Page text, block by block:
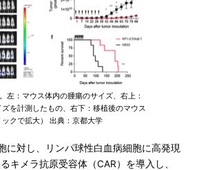
左：マウス体内の腫瘍のサイズ、右上：
を計測したもの、右下：移植後のマウス
クで拡大） 出典：京都大学
対し、リンパ球性白血病細胞に高発現
キメラ抗原受容体（CAR）を導入し、